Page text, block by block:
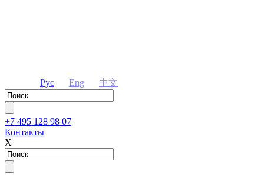
Рус Eng 中文
+7 495 128 98 07
Контакты
Х